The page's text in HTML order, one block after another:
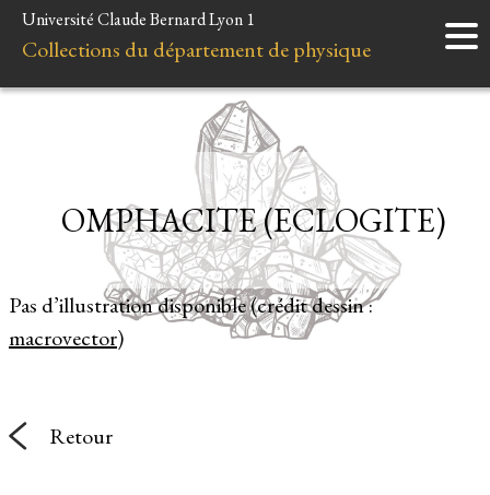
Accueil
Instruments
Liens et ressources
Université Claude Bernard Lyon 1
Collections du département de physique
Pas d’illustration disponible (crédit dessin :
macrovector)
OMPHACITE (ECLOGITE)
Retour